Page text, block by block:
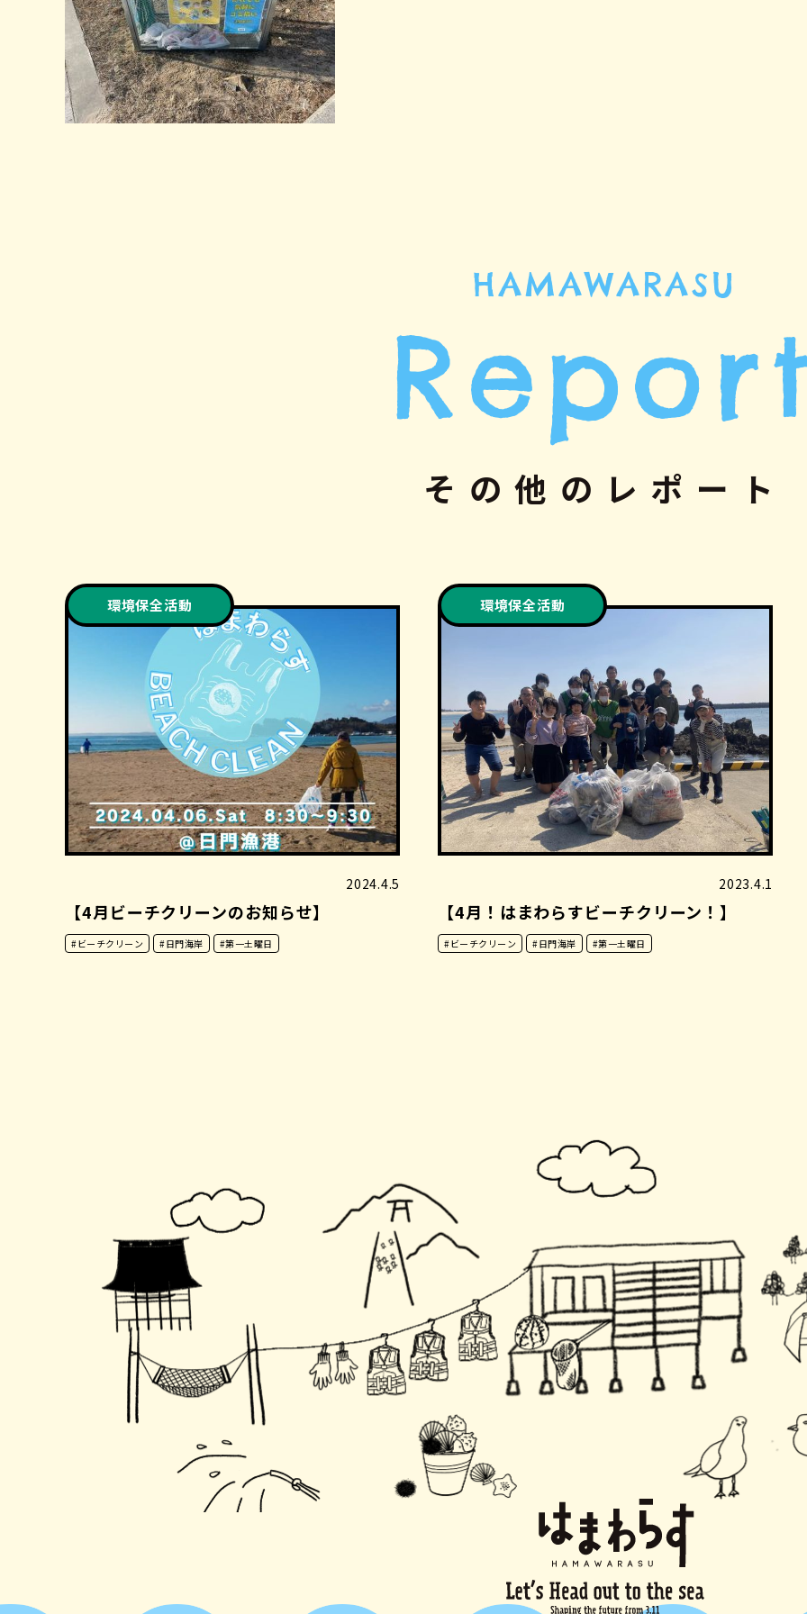
HAMAWARASU
その他のレポート
環境保全活動
2024.4.5
【4月ビーチクリーンのお知らせ】
#ビーチクリーン #日門海岸 #第一土曜日
環境保全活動
2023.4.1
【4月！はまわらすビーチクリーン！】
#ビーチクリーン #日門海岸 #第一土曜日